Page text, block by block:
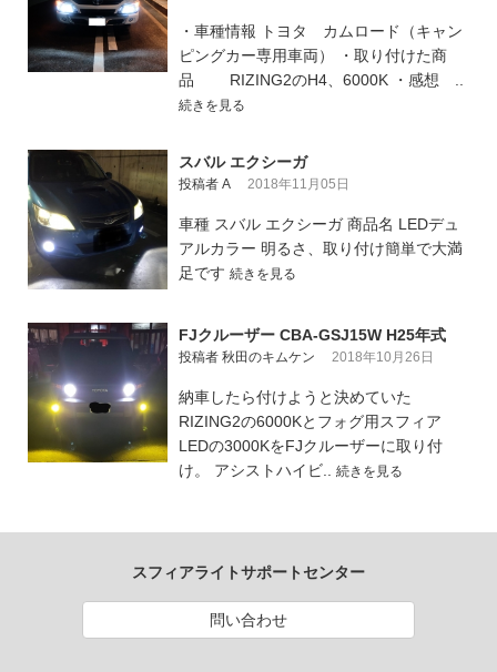
・車種情報 トヨタ カムロード（キャン
ピングカー専用車両） ・取り付けた商
品 RIZING2のH4、6000K ・感想 ..
続きを見る
スバル エクシーガ
投稿者 A 2018年11月05日
車種 スバル エクシーガ 商品名 LEDデュ
アルカラー 明るさ、取り付け簡単で大満
足です 続きを見る
FJクルーザー CBA-GSJ15W H25年式
投稿者 秋田のキムケン 2018年10月26日
納車したら付けようと決めていた
RIZING2の6000Kとフォグ用スフィア
LEDの3000KをFJクルーザーに取り付
け。 アシストハイビ.. 続きを見る
スフィアライトサポートセンター
問い合わせ